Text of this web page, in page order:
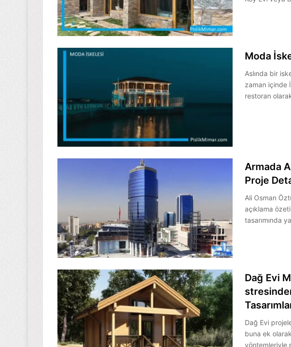
Moda
Aslında bir
zaman içinde
restoran
Armada
Proje
Ali Osman
açıklama
tasarımında
Dağ Evi
Dağ Evi
buna ek
yöntemleriyle